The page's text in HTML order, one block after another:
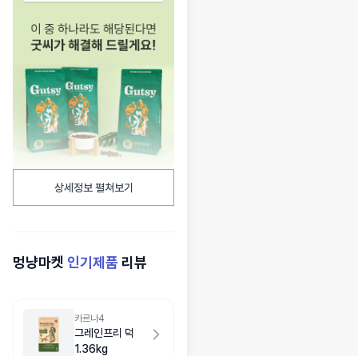
상세정보 펼쳐보기
멍냥마켓 인기제품 리뷰
카르나4
그레인프리 덕
1.36kg